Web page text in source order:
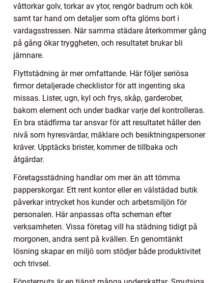
våttorkar golv, torkar av ytor, rengör badrum och kök
samt tar hand om detaljer som ofta glöms bort i
vardagsstressen. När samma städare återkommer gång
på gång ökar tryggheten, och resultatet brukar bli
jämnare.
Flyttstädning är mer omfattande. Här följer seriösa
firmor detaljerade checklistor för att ingenting ska
missas. Lister, ugn, kyl och frys, skåp, garderober,
bakom element och under badkar varje del kontrolleras.
En bra städfirma tar ansvar för att resultatet håller den
nivå som hyresvärdar, mäklare och besiktningspersoner
kräver. Upptäcks brister, kommer de tillbaka och
åtgärdar.
Företagsstädning handlar om mer än att tömma
papperskorgar. Ett rent kontor eller en välstädad butik
påverkar intrycket hos kunder och arbetsmiljön för
personalen. Här anpassas ofta scheman efter
verksamheten. Vissa företag vill ha städning tidigt på
morgonen, andra sent på kvällen. En genomtänkt
lösning skapar en miljö som stödjer både produktivitet
och trivsel.